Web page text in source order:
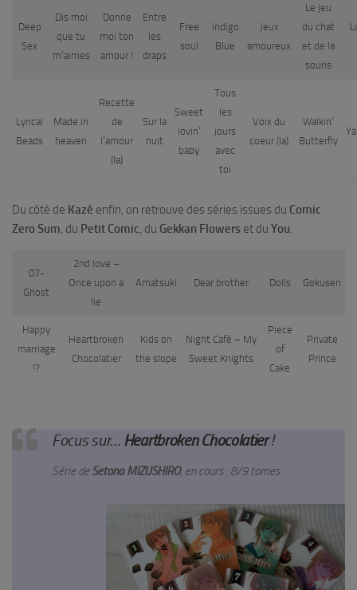
Deep
Sex
Dis moi
que tu
m’aimes
Donne
moi ton
amour !
Entre
les
draps
Free
soul
Indigo
Blue
Jeux
amoureux
Le jeu
du chat
et de la
souris
Lyrical
Beads
Made in
heaven
Recette
de
l’amour
(la)
Sur la
nuit
Sweet
lovin’
baby
Tous
les
jours
avec
toi
Voix du
coeur (la)
Walkin’
Butterfly
Du côté de Kazé enfin, on retrouve des séries issues du Comic
Zero Sum, du Petit Comic, du Gekkan Flowers et du You.
07-
Ghost
2nd love –
Once upon a
lie
Amatsuki Dear brother Dolls Gokusen
Happy
marriage
!?
Heartbroken
Chocolatier
Kids on
the slope
Night Café – My
Sweet Knights
Piece
of
Cake
Private
Prince
Focus sur… Heartbroken Chocolatier!
Série deSetona MIZUSHIRO, en cours : 8/9 tomes